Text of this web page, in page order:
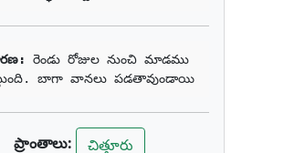
రెండు రోజుల నుంచి మాడము
బాగా వానలు పడతావుండాయి
ప్రాంతాలు: చిత్తూరు